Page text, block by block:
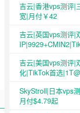
吉云|香港vps测评|
宽|月付￥42
吉云|英国vps测评|
吉云|美国vps测评|
化|TikTok首选
SkyStroll|日本vps
月付$4.79起